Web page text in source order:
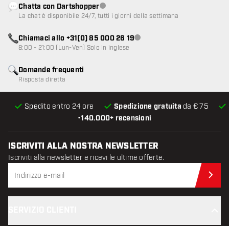
•140.000+ recensioni
Spedito entro 24 ore Spedizione gratuita da € 75
Domande frequenti
Risposta diretta
Chatta con DartshopperServizio clienti non disponibile
La chat è disponibile 24/7, tutti i giorni della settimana
Chiamaci allo +31(0) 85 000 26 19Servizio clienti non disponibile
8:00 - 21:00 (Lun-Ven) Solo in inglese
ISCRIVITI ALLA NOSTRA NEWSLETTER
Iscriviti alla newsletter e ricevi le ultime offerte.